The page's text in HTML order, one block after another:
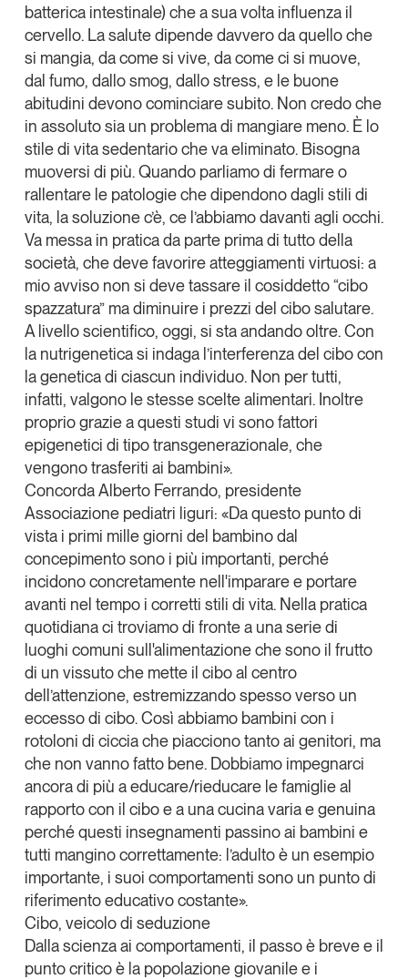
GS1 Italy
batterica intestinale) che a sua volta influenza il
cervello. La salute dipende davvero da quello che
si mangia, da come si vive, da come ci si muove,
dal fumo, dallo smog, dallo stress, e le buone
abitudini devono cominciare subito. Non credo che
in assoluto sia un problema di mangiare meno. È lo
stile di vita sedentario che va eliminato. Bisogna
muoversi di più. Quando parliamo di fermare o
rallentare le patologie che dipendono dagli stili di
vita, la soluzione c’è, ce l’abbiamo davanti agli occhi.
Va messa in pratica da parte prima di tutto della
società, che deve favorire atteggiamenti virtuosi: a
mio avviso non si deve tassare il cosiddetto “cibo
spazzatura” ma diminuire i prezzi del cibo salutare.
A livello scientifico, oggi, si sta andando oltre. Con
la nutrigeneticasi indaga l’interferenza del cibo con
la genetica di ciascun individuo. Non per tutti,
infatti, valgono le stesse scelte alimentari. Inoltre
proprio grazie a questi studi vi sono fattori
epigenetici di tipo transgenerazionale, che
vengono trasferiti ai bambini».
ConcordaAlberto Ferrando, presidente
Associazione pediatri liguri: «Da questo punto di
vista i primi mille giorni del bambino dal
concepimento sono i più importanti, perché
incidono concretamente nell'imparare e portare
avanti nel tempo i corretti stili di vita. Nella pratica
quotidiana ci troviamo di fronte a una serie di
luoghi comuni sull'alimentazione che sono il frutto
di un vissuto che mette il cibo al centro
dell’attenzione, estremizzando spesso verso un
eccesso di cibo. Così abbiamo bambini con i
rotoloni di ciccia che piacciono tanto ai genitori, ma
che non vanno fatto bene. Dobbiamo impegnarci
ancora di più aeducare/rieducare le famiglie al
rapporto con il ciboe a una cucina varia e genuina
perché questi insegnamenti passino ai bambini e
tutti mangino correttamente: l’adulto è un esempio
importante, i suoi comportamenti sono un punto di
riferimento educativo costante».
Cibo, veicolo di seduzione
Dalla scienza ai comportamenti, il passo è breve e il
punto critico è la popolazione giovanile e i